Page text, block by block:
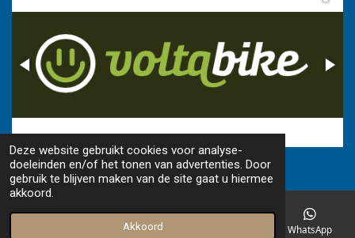
Deze website gebruikt cookies voor analyse-
doeleinden en/of het tonen van advertenties. Door
gebruik te blijven maken van de site gaat u hiermee
akkoord.
Akkoord
© 2018 - 2026 www.camperfriends.be
Telefoonnummer WhatsApp